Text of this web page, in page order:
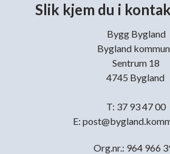
Slik kjem du i
Bygg Bygland
Bygland
Sentrum 18
4745 Bygland
T: 37 93 47 00
E:
Org.nr.: 964 966